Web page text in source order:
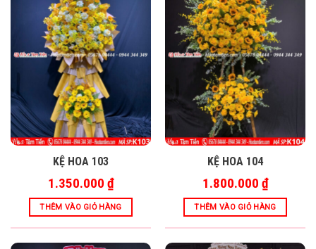
KỆ HOA 103
1.350.000 ₫
THÊM VÀO GIỎ HÀNG
KỆ HOA 104
1.800.000 ₫
THÊM VÀO GIỎ HÀNG